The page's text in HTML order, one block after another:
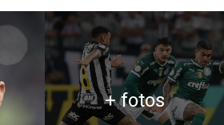
+ fotos